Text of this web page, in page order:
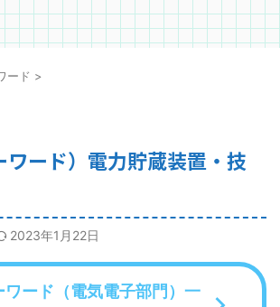
ード >
ワード）電力貯蔵装置・技
2023年1月22日
ワード（電気電子部門）一